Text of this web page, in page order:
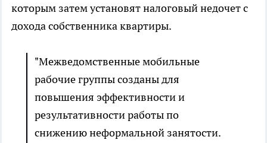
которым затем установят налоговый недочет с
дохода собственника квартиры.
"Межведомственные мобильные
рабочие группы созданы для
повышения эффективности и
результативности работы по
снижению неформальной занятости.